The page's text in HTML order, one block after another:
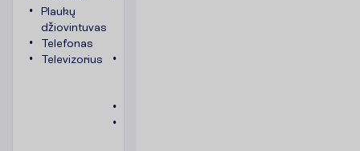
Plaukų
džiovintuvas
Telefonas
Televizorius